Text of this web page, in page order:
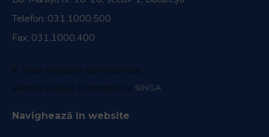
Telefon: 031.1000.500
Fax: 031.1000.400
© Toate drepturile sunt rezervate.
Website realizat și întreținut de SINGA
Navighează în website